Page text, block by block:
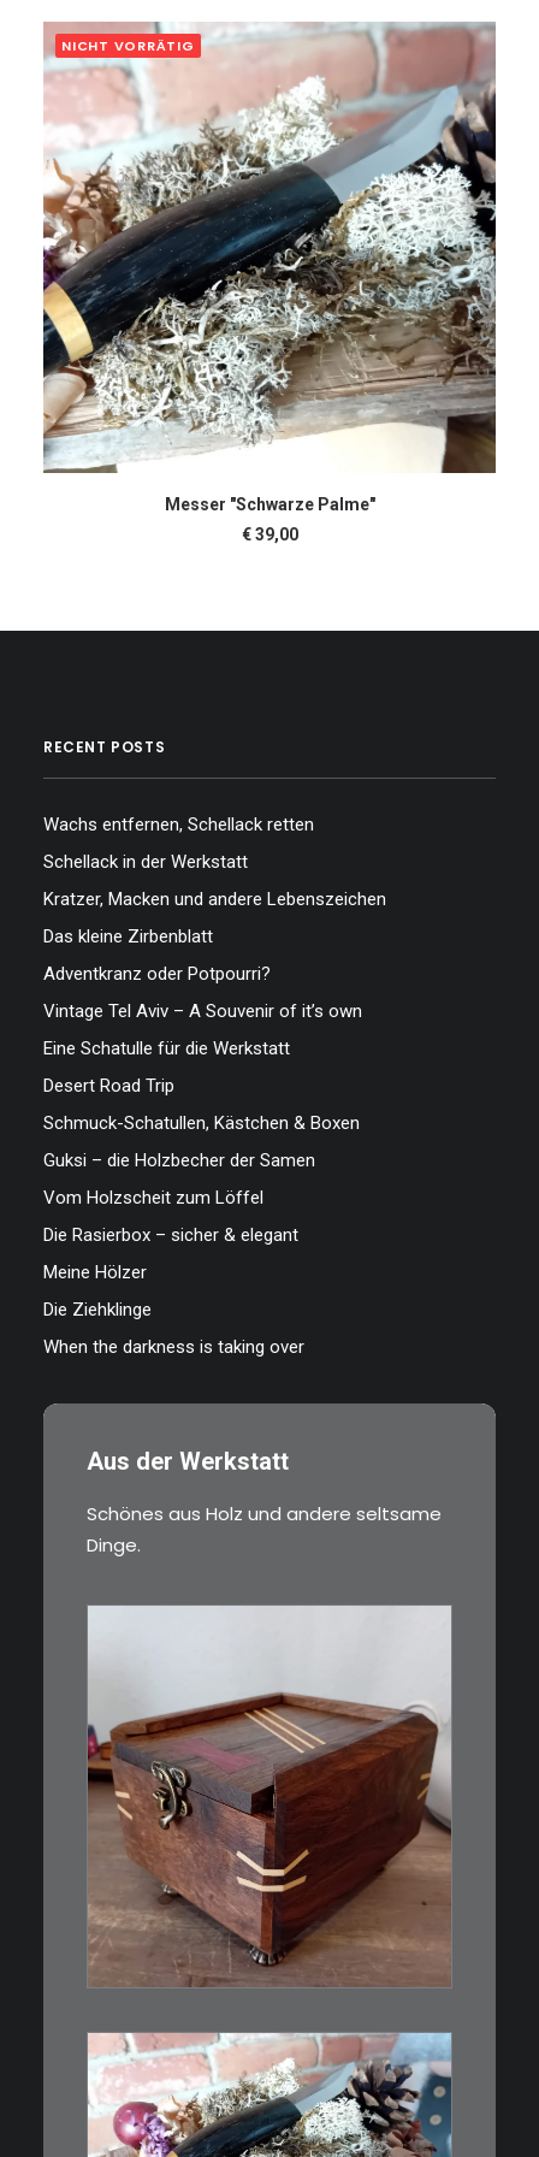
NICHT VORRÄTIG
WEITERLESEN
Messer "Schwarze Palme"
€39,00
RECENT POSTS
Wachs entfernen, Schellack retten
Schellack in der Werkstatt
Kratzer, Macken und andere Lebenszeichen
Das kleine Zirbenblatt
Adventkranz oder Potpourri?
Vintage Tel Aviv – A Souvenir of it’s own
Eine Schatulle für die Werkstatt
Desert Road Trip
Schmuck-Schatullen, Kästchen & Boxen
Guksi – die Holzbecher der Samen
Vom Holzscheit zum Löffel
Die Rasierbox – sicher & elegant
Meine Hölzer
Die Ziehklinge
When the darkness is taking over
Aus der Werkstatt
Schönes aus Holz und andere seltsame
Dinge.
€39,00
Eine kleine, simple Schatulle
aus Nussbaum…
€39,00
Kleines Schmuckmesser, ideal